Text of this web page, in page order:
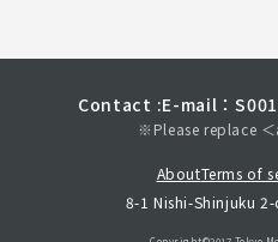
Contact :E-mail：
※Please replace
AboutTerms of
8-1 Nishi-Shinjuku